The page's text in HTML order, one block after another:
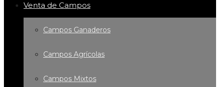
Venta de Campos
Campos Ganaderos
Campos Agrícolas
Campos Mixtos